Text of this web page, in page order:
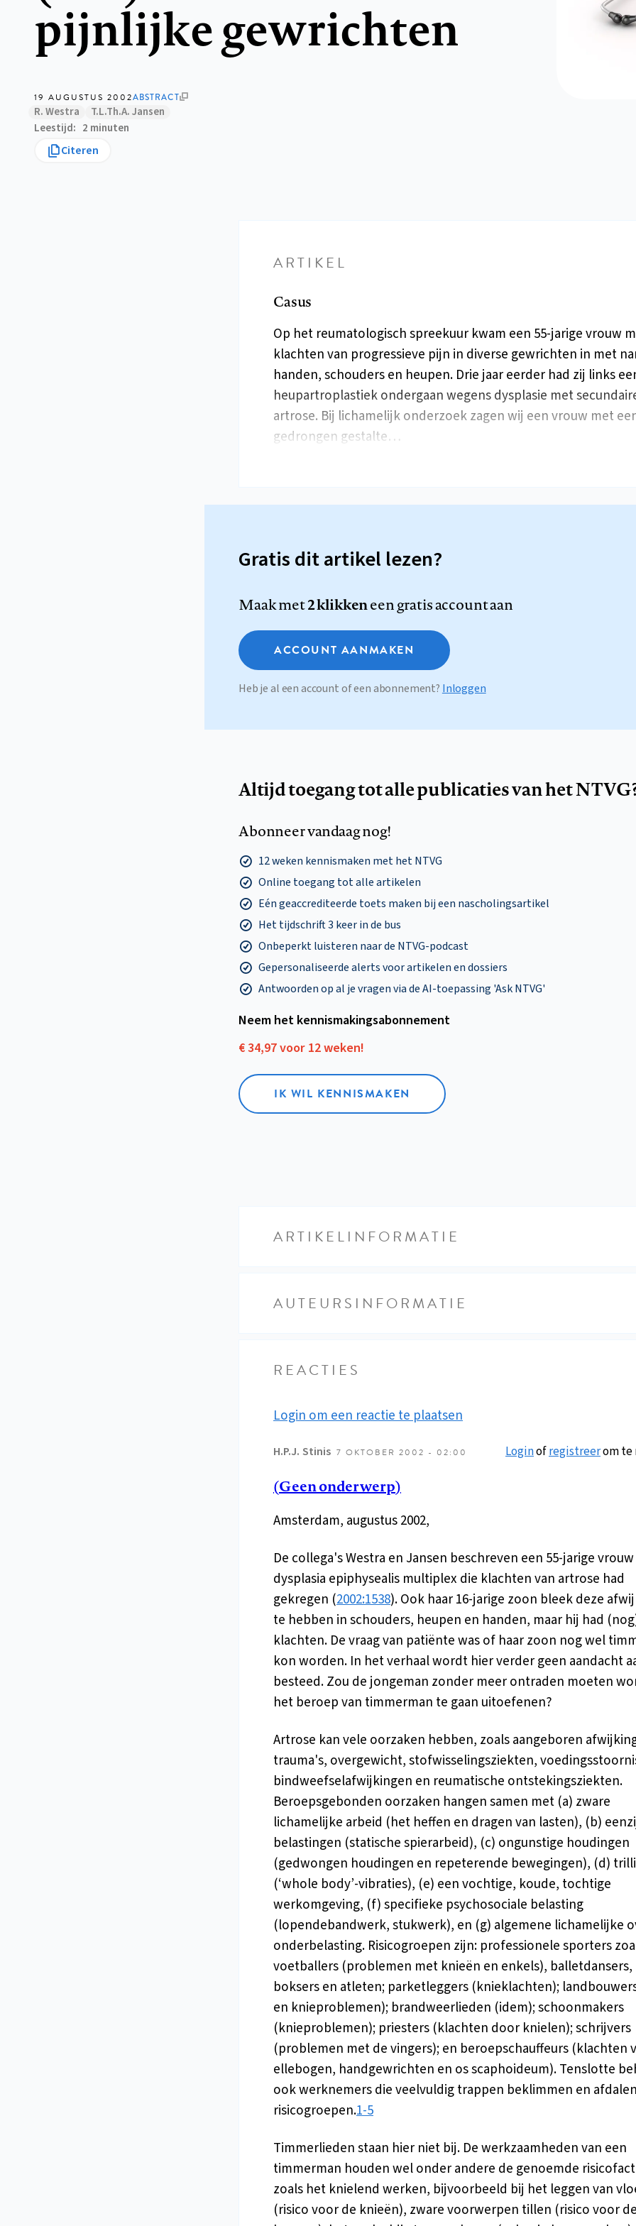
pijnlijke gewrichten
19 AUGUSTUS 2002ABSTRACT
R. Westra
T.L.Th.A. Jansen
Leestijd
2 minuten
Citeren
ARTIKEL
Casus
Op het reumatologisch spreekuur kwam een 55-jarige vrouw
klachten van progressieve pijn in diverse gewrichten in met
handen, schouders en heupen. Drie jaar eerder had zij links
heupartroplastiek ondergaan wegens dysplasie met
artrose. Bij lichamelijk onderzoek zagen wij een vrouw met
gedrongen gestalte…
Gratis dit artikel lezen?
Maak met2 klikkeneen gratis account aan
ACCOUNT AANMAKEN
Heb je al een account of een abonnement? Inloggen
Altijd toegang tot alle publicaties van het
Abonneer vandaag nog!
12 weken kennismaken met het NTVG
Online toegang tot alle artikelen
Eén geaccrediteerde toets maken bij een nascholingsartikel
Het tijdschrift 3 keer in de bus
Onbeperkt luisteren naar de NTVG-podcast
Gepersonaliseerde alerts voor artikelen en dossiers
Antwoorden op al je vragen via de AI-toepassing 'Ask NTVG'
Neem het kennismakings­abonnement
€ 34,97 voor 12 weken!
IK WIL KENNISMAKEN
ARTIKELINFORMATIE
AUTEURSINFORMATIE
REACTIES
Login om een reactie te plaatsen
H.P.J. Stinis 7 OKTOBER 2002 - 02:00 Loginofregistreerom te
(Geen onderwerp)
Amsterdam, augustus 2002,
De collega's Westra en Jansen beschreven een 55-jarige
dysplasia epiphysealis multiplex die klachten van artrose had
gekregen (2002:1538). Ook haar 16-jarige zoon bleek deze
te hebben in schouders, heupen en handen, maar hij had
klachten. De vraag van patiënte was of haar zoon nog wel
kon worden. In het verhaal wordt hier verder geen aandacht
besteed. Zou de jongeman zonder meer ontraden moeten
het beroep van timmerman te gaan uitoefenen?
Artrose kan vele oorzaken hebben, zoals aangeboren
trauma's, overgewicht, stofwisselingsziekten,
bindweefselafwijkingen en reumatische ontstekingsziekten.
Beroepsgebonden oorzaken hangen samen met (a) zware
lichamelijke arbeid (het heffen en dragen van lasten), (b)
belastingen (statische spierarbeid), (c) ongunstige houdingen
(gedwongen houdingen en repeterende bewegingen), (d)
(‘whole body’-vibraties), (e) een vochtige, koude, tochtige
werkomgeving, (f) specifieke psychosociale belasting
(lopendebandwerk, stukwerk), en (g) algemene lichamelijke
onderbelasting. Risicogroepen zijn: professionele sporters
voetballers (problemen met knieën en enkels), balletdansers,
boksers en atleten; parketleggers (knieklachten);
en knieproblemen); brandweerlieden (idem); schoonmakers
(knieproblemen); priesters (klachten door knielen); schrijvers
(problemen met de vingers); en beroepschauffeurs (klachten
ellebogen, handgewrichten en os scaphoideum). Tenslotte
ook werknemers die veelvuldig trappen beklimmen en
risicogroepen.1-5
Timmerlieden staan hier niet bij. De werkzaamheden van een
timmerman houden wel onder andere de genoemde
zoals het knielend werken, bijvoorbeeld bij het leggen van
(risico voor de knieën), zware voorwerpen tillen (risico voor